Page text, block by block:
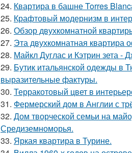
24. Квартира в башне Torres
25. Крафтовый модернизм в
26. Обзор двухкомнатной
27. Эта двухкомнатная
28. Майкл Дуглас и Кэтрин зета -
29. Бутик итальянской одежды в
выразительные фактуры.
30. Терракотовый цвет в
31. Фермерский дом в Англии с
32. Дом творческой семьи на
Средиземноморья.
33. Яркая квартира в Турине.